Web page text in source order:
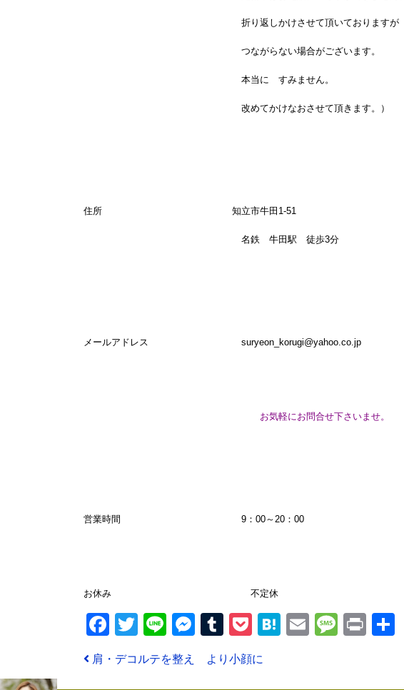
折り返しかけさせて頂いておりますが
つながらない場合がございます。
本当に すみません。
改めてかけなおさせて頂きます。）
住所 知立市牛田1-51
名鉄 牛田駅 徒歩3分
メールアドレス suryeon_korugi@yahoo.co.jp
お気軽にお問合せ下さいませ。
営業時間 9：00～20：00
お休み 不定休
Facebook
TwitterLineMessenger
Tumblr
Pocket
Hatena
Email Print
投稿ナビゲーション
肩・デコルテを整え より小顔に